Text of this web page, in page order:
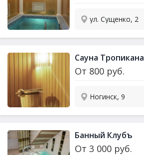
ул. Сущенко, 2
Сауна Тропикана
От 800 руб.
Ногинск, 9
Банный Клубъ
От3 000 руб.